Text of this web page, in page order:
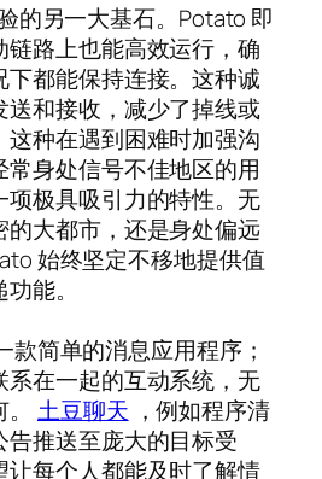
的另一大基石。Potato 即
路上也能高效运行，确
都能保持连接。这种诚
送和接收，减少了掉线或
种在遇到困难时加强沟
身处信号不佳地区的用
项极具吸引力的特性。无
的大都市，还是身处偏远
始终坚定不移地提供值
能。
款简单的消息应用程序；
系在一起的互动系统，无
土豆聊天 ，例如程序清
推送至庞大的目标受
让每个人都能及时了解情